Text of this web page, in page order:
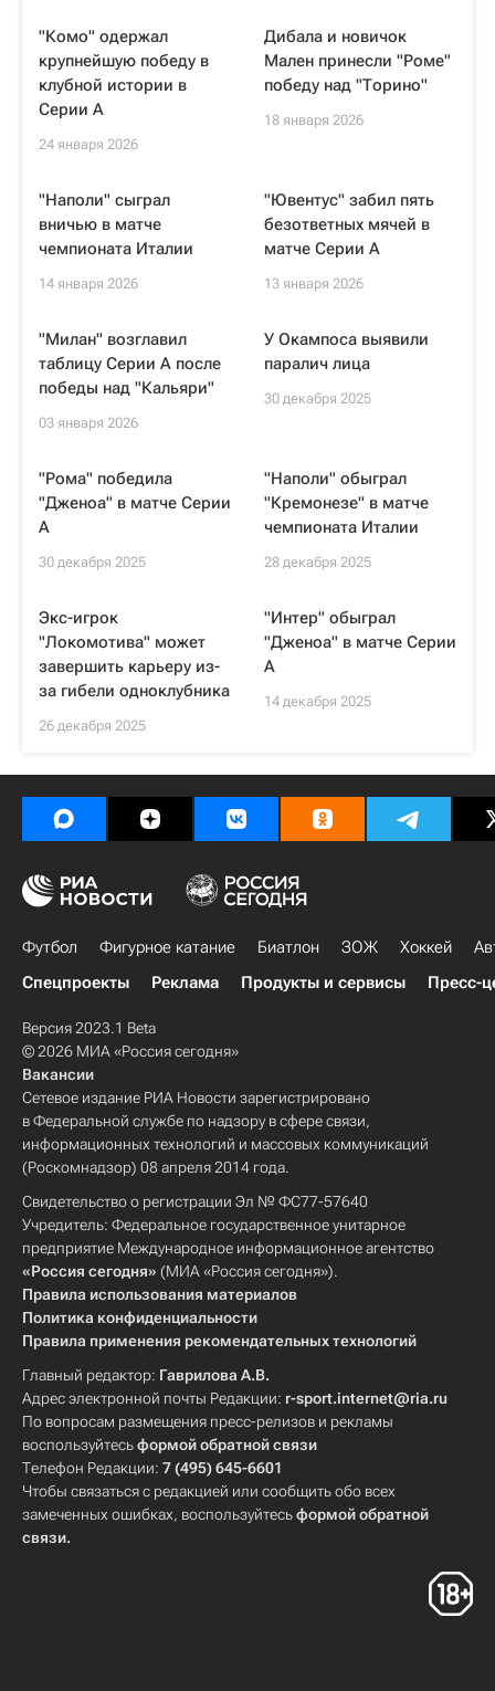
"Комо" одержал
крупнейшую победу в
клубной истории в
Серии A
24 января 2026
Дибала и новичок
Мален принесли "Роме"
победу над "Торино"
18 января 2026
"Наполи" сыграл
вничью в матче
чемпионата Италии
14 января 2026
"Ювентус" забил пять
безответных мячей в
матче Серии А
13 января 2026
"Милан" возглавил
таблицу Серии А после
победы над "Кальяри"
03 января 2026
У Окампоса выявили
паралич лица
30 декабря 2025
"Рома" победила
"Дженоа" в матче Серии
А
30 декабря 2025
"Наполи" обыграл
"Кремонезе" в матче
чемпионата Италии
28 декабря 2025
Экс-игрок
"Локомотива" может
завершить карьеру из-
за гибели одноклубника
26 декабря 2025
"Интер" обыграл
"Дженоа" в матче Серии
А
14 декабря 2025
Футбол Фигурное катание Биатлон ЗОЖ Хоккей
Спецпроекты
Реклама Продукты и сервисы Пресс-
Версия 2023.1 Beta
© 2026 МИА «Россия сегодня»
Вакансии
Сетевое издание РИА Новости зарегистрировано
в Федеральной службе по надзору в сфере связи,
информационных технологий и массовых коммуникаций
(Роскомнадзор) 08 апреля 2014 года.
Свидетельство о регистрации Эл № ФС77-57640
Учредитель: Федеральное государственное унитарное
предприятие Международное информационное агентство
«Россия сегодня» (МИА «Россия сегодня»).
Правила использования материалов
Политика конфиденциальности
Правила применения рекомендательных технологий
Главный редактор: Гаврилова А.В.
Адрес электронной почты Редакции: r-sport.internet@ria.ru
По вопросам размещения пресс-релизов и рекламы
воспользуйтесьформой обратной связи
Телефон Редакции: 7 (495) 645-6601
Чтобы связаться с редакцией или сообщить обо всех
замеченных ошибках, воспользуйтесьформой обратной
связи.